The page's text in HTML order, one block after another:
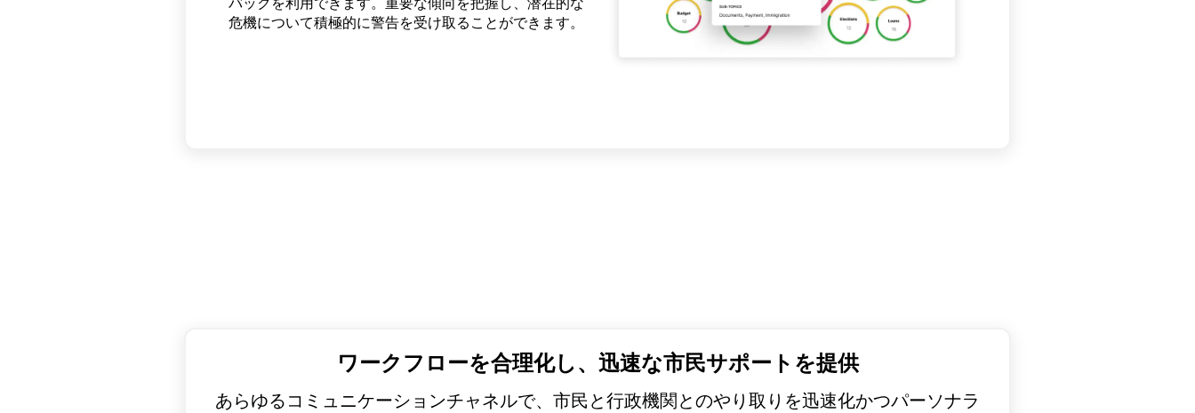
危機について積極的に警告を受け取ることができます。
うにします。
に通知し、透明性と信頼性を高めます。
ワークフローを合理化し、迅速な市民サポートを提供
あらゆるコミュニケーションチャネルで、市民と行政機関とのやり取りを迅速化かつパーソナラ